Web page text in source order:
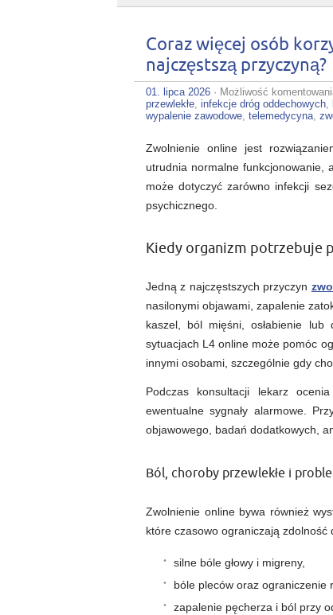
Coraz więcej osób
najczęstszą przyczyną?
01. lipca 2026 · Możliwość
przewlekłe, infekcje dróg oddechowych,
wypalenie zawodowe, telemedycyna,
Zwolnienie online jest
utrudnia normalne funkcjonowanie,
może dotyczyć zarówno infekcji
psychicznego.
Kiedy organizm potrzebuje
Jedną z najczęstszych przyczyn
nasilonymi objawami, zapalenie
kaszel, ból mięśni, osłabienie
sytuacjach L4 online może pomóc
innymi osobami, szczególnie gdy
Podczas konsultacji lekarz
ewentualne sygnały alarmowe.
objawowego, badań dodatkowych,
Ból, choroby przewlekłe i
Zwolnienie online bywa również
które czasowo ograniczają zdolność
silne bóle głowy i migreny,
bóle pleców oraz ograniczenie
zapalenie pęcherza i ból przy